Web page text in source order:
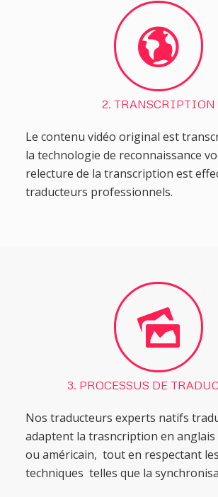
2. TRANSCRIPTION
Le contenu vidéo original est
la technologie de reconnaissance
relecture de la transcription est
traducteurs professionnels.
3. PROCESSUS DE
Nos traducteurs experts natifs
adaptent la trasncription en
ou américain, tout en respectant
techniques telles que la